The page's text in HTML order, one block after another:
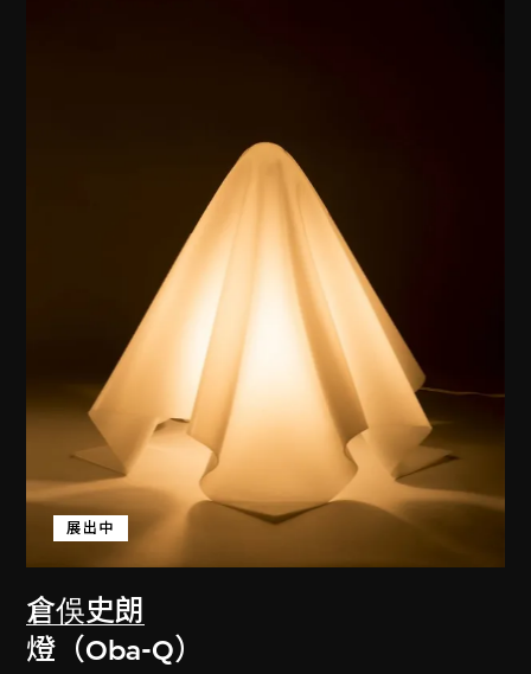
倉俁史朗
展出中
燈（Oba-Q）